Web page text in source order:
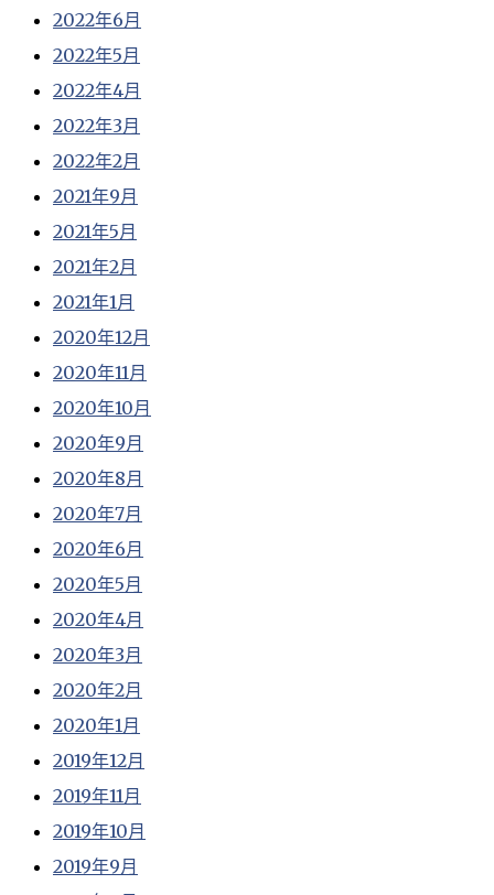
2022年6月
2022年5月
2022年4月
2022年3月
2022年2月
2021年9月
2021年5月
2021年2月
2021年1月
2020年12月
2020年11月
2020年10月
2020年9月
2020年8月
2020年7月
2020年6月
2020年5月
2020年4月
2020年3月
2020年2月
2020年1月
2019年12月
2019年11月
2019年10月
2019年9月